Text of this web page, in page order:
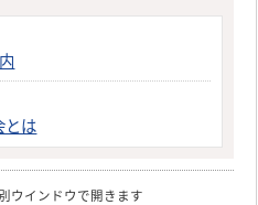
とは
ウインドウで開きます